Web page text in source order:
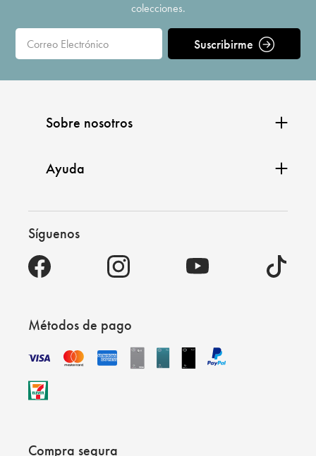
colecciones.
Suscribirme
Sobre nosotros
Ayuda
Síguenos
Métodos de pago
Compra segura